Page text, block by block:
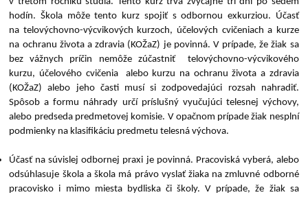
hodín. Škola môže tento kurz spojiť s odbornou exkurziou. Účasť
na telovýchovno-výcvikových kurzoch, účelových cvičeniach a kurze
na ochranu života a zdravia (KOŽaZ) je povinná. V prípade, že žiak sa
bez vážnych príčin nemôže zúčastniť telovýchovno-výcvikového
kurzu, účelového cvičenia alebo kurzu na ochranu života a zdravia
(KOŽaZ) alebo jeho časti musí si zodpovedajúci rozsah nahradiť.
Spôsob a formu náhrady určí príslušný vyučujúci telesnej výchovy,
alebo predseda predmetovej komisie. V opačnom prípade žiak nesplní
podmienky na klasifikáciu predmetu telesná výchova.
Účasť na súvislej odbornej praxi je povinná. Pracoviská vyberá, alebo
odsúhlasuje škola a škola má právo vyslať žiaka na zmluvné odborné
pracovisko i mimo miesta bydliska či školy. V prípade, že žiak sa